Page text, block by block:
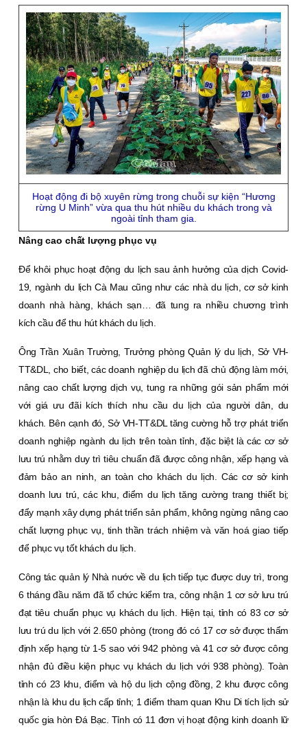
Hoạt động đi bộ xuyên rừng trong chuỗi sự kiện “Hương
rừng U Minh” vừa qua thu hút nhiều du khách trong và
ngoài tỉnh tham gia.
Nâng cao chất lượng phục vụ
Để khôi phục hoạt động du lịch sau ảnh hưởng của dịch Covid-
19, ngành du lịch Cà Mau cũng như các nhà du lịch, cơ sở kinh
doanh nhà hàng, khách sạn… đã tung ra nhiều chương trình
kích cầu để thu hút khách du lịch.
Ông Trần Xuân Trường, Trưởng phòng Quản lý du lịch, Sở VH-
TT&DL, cho biết, các doanh nghiệp du lịch đã chủ động làm mới,
nâng cao chất lượng dịch vụ, tung ra những gói sản phẩm mới
với giá ưu đãi kích thích nhu cầu du lịch của người dân, du
khách. Bên cạnh đó, Sở VH-TT&DL tăng cường hỗ trợ phát triển
doanh nghiệp ngành du lịch trên toàn tỉnh, đặc biệt là các cơ sở
lưu trú nhằm duy trì tiêu chuẩn đã được công nhận, xếp hạng và
đảm bảo an ninh, an toàn cho khách du lịch. Các cơ sở kinh
doanh lưu trú, các khu, điểm du lịch tăng cường trang thiết bị;
đẩy mạnh xây dựng phát triển sản phẩm, không ngừng nâng cao
chất lượng phục vụ, tinh thần trách nhiệm và văn hoá giao tiếp
để phục vụ tốt khách du lịch.
Công tác quản lý Nhà nước về du lịch tiếp tục được duy trì, trong
6 tháng đầu năm đã tổ chức kiểm tra, công nhận 1 cơ sở lưu trú
đạt tiêu chuẩn phục vụ khách du lịch. Hiện tại, tỉnh có 83 cơ sở
lưu trú du lịch với 2.650 phòng (trong đó có 17 cơ sở được thẩm
định xếp hạng từ 1-5 sao với 942 phòng và 41 cơ sở được công
nhận đủ điều kiện phục vụ khách du lịch với 938 phòng). Toàn
tỉnh có 23 khu, điểm và hộ du lịch cộng đồng, 2 khu được công
nhận là khu du lịch cấp tỉnh; 1 điểm tham quan Khu Di tích lịch sử
quốc gia hòn Đá Bạc. Tỉnh có 11 đơn vị hoạt động kinh doanh lữ